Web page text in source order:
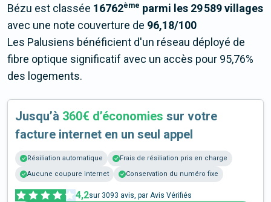
Bézu est classée 16762ème parmi les 29 589 villages
avec une note couverture de 96,18/100
Les Palusiens bénéficient d'un réseau déployé de
fibre optique significatif avec un accès pour 95,76%
des logements.
Jusqu’à 360€ d’économies sur votre
facture internet en un seul appel
Résiliation automatique
Frais de résiliation pris en charge
Aucune coupure internet
Conservation du numéro fixe
4,2sur 3093 avis, par Avis Vérifiés